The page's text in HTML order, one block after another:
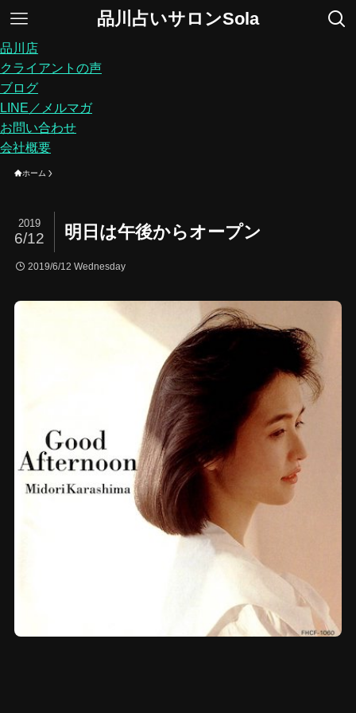
品川占いサロンSola
品川店
クライアントの声
ブログ
LINE／メルマガ
お問い合わせ
会社概要
ホーム
明日は午後からオープン
2019
6/12
2019/6/12 Wednesday